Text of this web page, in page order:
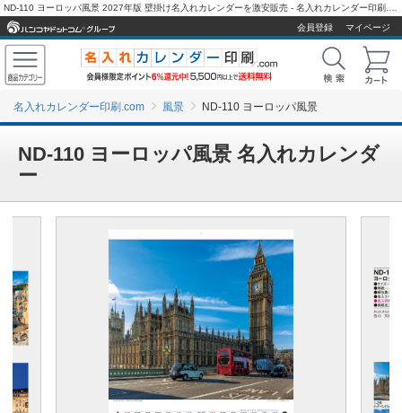
会員登録
マイページ
名入れカレンダー印刷.com 風景 ND-110 ヨーロッパ風景
ND-110 ヨーロッパ風景 名入れカレンダ
ー